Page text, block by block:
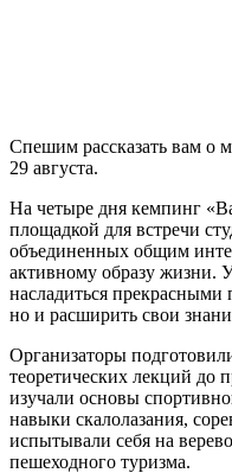
Спешим рассказать вам о
29 августа.
На четыре дня кемпинг
площадкой для встречи
объединенных общим
активному образу жизни.
насладиться прекрасными
но и расширить свои
Организаторы
теоретических лекций до
изучали основы
навыки скалолазания,
испытывали себя на
пешеходного туризма.